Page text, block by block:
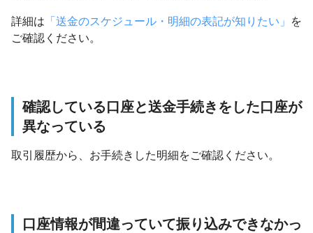
詳細は 「送金のスケジュール・明細の表記が知りたい」
を
ご確認ください。
確認している口座と送金手続きをした口座が
異なっている
取引履歴から、お手続きした明細をご確認ください。
口座情報が間違っていて振り込みできなかっ